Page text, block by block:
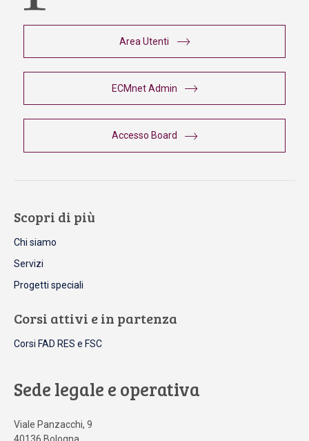
Area Utenti
ECMnet Admin
Accesso Board
Scopri di più
Chi siamo
Servizi
Progetti speciali
Corsi attivi e in partenza
Corsi FAD RES e FSC
Sede legale e operativa
Viale Panzacchi, 9